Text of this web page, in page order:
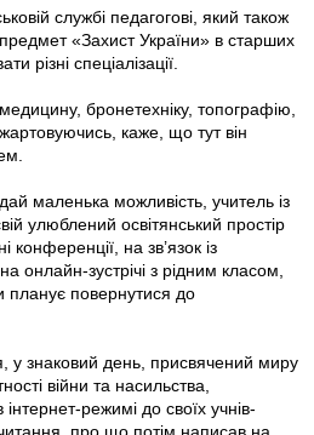
службі педагогові, який також
«Захист України» в старших
різні спеціалізації.
бронетехніку, топографію,
каже, що тут він
маленька можливість, учитель із
улюблений освітянський простір
конференції, на зв’язок із
онлайн-зустрічі з рідним класом,
планує повернутися до
у знаковий день, присвячений миру
війни та насильства,
режимі до своїх учнів-